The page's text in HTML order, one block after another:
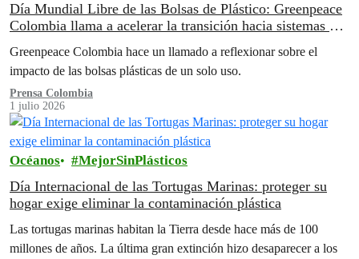
Día Mundial Libre de las Bolsas de Plástico: Greenpeace
Colombia llama a acelerar la transición hacia sistemas de
Greenpeace Colombia hace un llamado a reflexionar sobre el
impacto de las bolsas plásticas de un solo uso.
Prensa Colombia
1 julio 2026
Océanos MejorSinPlásticos
Día Internacional de las Tortugas Marinas: proteger su
hogar exige eliminar la contaminación plástica
Las tortugas marinas habitan la Tierra desde hace más de 100
millones de años. La última gran extinción hizo desaparecer a los